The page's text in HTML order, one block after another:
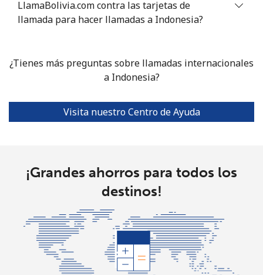
LlamaBolivia.com contra las tarjetas de
llamada para hacer llamadas a Indonesia?
¿Tienes más preguntas sobre llamadas internacionales
a Indonesia?
Visita nuestro Centro de Ayuda
¡Grandes ahorros para todos los
destinos!